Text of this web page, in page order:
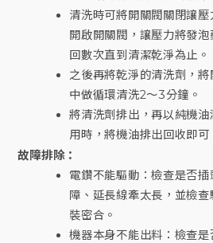
清洗時可將開關閥關閉讓
開啟開關閥，讓壓力將發
回數次直到清潔乾淨為止。
之後再將乾淨的清洗劑，
中做循環清洗2～3分鐘。
將清洗劑排出，再以純機
用時，將機油排出回收即可
故障排除：
電鑽不能驅動：檢查是否
障、延長線牽太長，並檢
裝密合。
機器本身不能出料：檢查是